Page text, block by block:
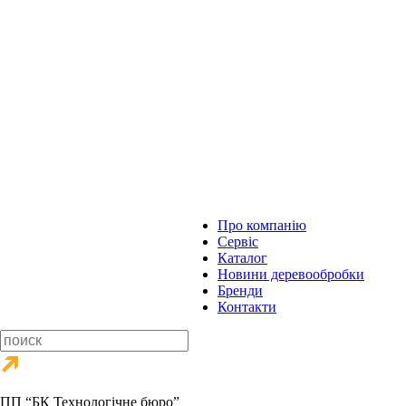
Про компанію
Сервіс
Каталог
Новини деревообробки
Бренди
Контакти
ПП “БК Технологічне бюро”